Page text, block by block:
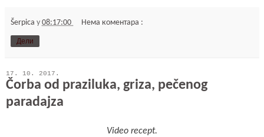
Šerpica у 08:17:00 Нема коментара :
Дели
17. 10. 2017.
Čorba od praziluka, griza, pečenog
paradajza
Video recept.